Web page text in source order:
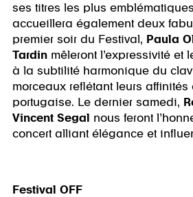
ses titres les plus
accueillera également deux
premier soir du Festival, Paula
Tardin mêleront l’expressivité et
à la subtilité harmonique du
morceaux reflétant leurs affinités
portugaise. Le dernier samedi,
Vincent Segal
nous feront
concert alliant élégance et
Festival OFF